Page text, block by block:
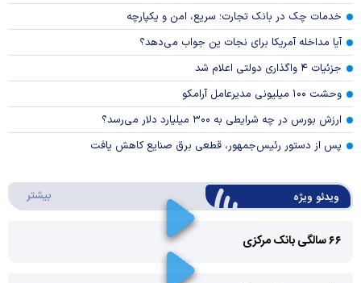
خدمات چک در بانک تجارت؛ سریع، امن و یکپارچه
آیا مداخله آمریکا برای نجات ین جواب می‌دهد؟
جزئیات ۴ واگذاری دولتی اعلام شد
وحشت ۱۰۰ میلیونی مدیرعامل آرامکو
ارزش بورس در چه شرایطی به ۳۰۰ میلیارد دلار می‌رسد؟
پس از دستور رئیس‌جمهور، قطعی برق صنایع کاهش یافت
ویدئو ویژه بیشتر
۶۶ سالگی بانک مرکزی